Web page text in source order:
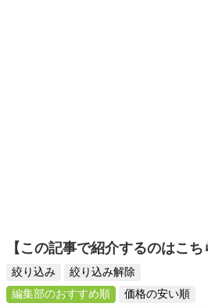
【この記事で紹介するのはこち
絞り込み
絞り込み解除
編集部のおすすめ順
価格の安い順